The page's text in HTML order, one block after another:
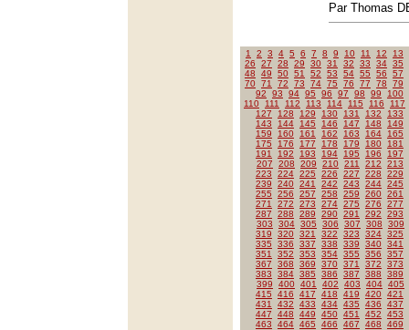
Par Thomas
1 2 3 4 5 6 7 8 9 10 11 12
13
26
27 28 29 30 31 32 33 34 35
48
49 50 51 52 53 54 55 56
57
70 71 72 73 74 75 76 77 78
79
92
93 94 95 96 97 98 99
100
110
111 112 113 114 115 116
117
127
128 129 130 131 132
133
143
144 145 146 147 148
149
159
160 161 162 163 164
165
175
176 177 178 179 180
181
191
192 193 194 195 196
197
207
208 209 210 211 212
213
223
224 225 226 227 228
229
239
240 241 242 243 244 245
255
256 257 258 259 260 261
271
272 273 274 275 276
277
287
288 289 290 291 292
293
303
304 305 306 307 308
309
319
320 321 322 323 324 325
335
336 337 338 339 340 341
351
352 353 354 355 356
357
367
368 369 370 371 372
373
383
384 385 386 387 388
389
399
400 401 402 403 404 405
415
416 417 418 419 420 421
431
432 433 434 435 436
437
447
448 449 450 451 452
453
463
464 465 466 467 468 469